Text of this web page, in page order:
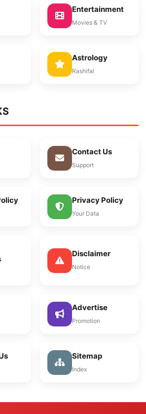
Entertainment
Movies & TV
Astrology
Rashifal
Contact Us
Support
Privacy Policy
Your Data
Disclaimer
Notice
Advertise
Promotion
Sitemap
Index